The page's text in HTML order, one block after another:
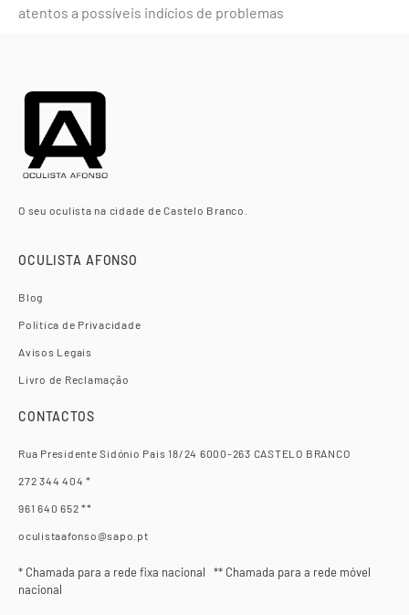
atentos a possíveis indícios de problemas
O seu oculista na cidade de Castelo Branco.
OCULISTA AFONSO
Blog
Política de Privacidade
Avisos Legais
Livro de Reclamação
CONTACTOS
Rua Presidente Sidónio Pais 18/24 6000-263 CASTELO BRANCO
272 344 404 *
961 640 652 **
oculistaafonso@sapo.pt
* Chamada para a rede fixa nacional ** Chamada para a rede móvel
nacional